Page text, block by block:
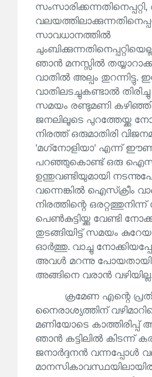
സാവധാനത്തിൽ
ഞാൻ മനസ്സിൽ
വാതിൽ അല്പം
വാതിലടച്ചുകണ്ടാൽ
സമയം രണ്ടുമണി
ജനലിലൂടെ പുറത്തേയ്ക്കു
നിരത്ത് ഒരുമാതിരി
'മഗ്‌നോളിയാ' എന്ന്
പറഞ്ഞുകൊണ്ട് ഒരു ഐസ്
ഉന്തുവണ്ടിയുമായി
വന്നെങ്കിൽ ഐസ്‌ക്രീം
നിരത്തിന്റെ
പെൺകുട്ടിയ്ക്കു വേണ്ടി
തുടങ്ങിയിട്ട് സമയം
ഓർത്തു. വാച്ചു
അവൾ മറന്നു
അങ്ങിനെ വരാൻ
ക്രമേണ എന്റെ
നൈരാശ്യത്തിന്
മണിയോടെ കാത്തിരിപ്പ്
ഞാൻ കട്ടിലിൽ കിടന്ന്
ജനാർദ്ദനൻ വന്നപ്പോൾ